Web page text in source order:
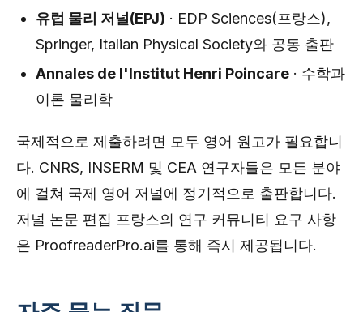
유럽 물리 저널(EPJ) · EDP Sciences(프랑스),
Springer, Italian Physical Society와 공동 출판
Annales de l'Institut Henri Poincare · 수학과
이론 물리학
국제적으로 제출하려면 모두 영어 원고가 필요합니
다. CNRS, INSERM 및 CEA 연구자들은 모든 분야
에 걸쳐 국제 영어 저널에 정기적으로 출판합니다.
저널 논문 편집 프랑스의 연구 커뮤니티 요구 사항
은 ProofreaderPro.ai를 통해 즉시 제공됩니다.